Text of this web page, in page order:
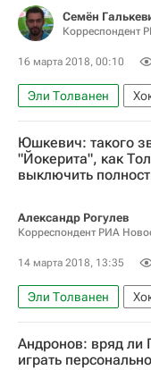
Семён
Корреспондент
16 марта 2018, 00:10
Эли Толванен
Олег Знарок
КХЛ 2025-2026
Йокерит
ЦСКА
Юшкевич: такого
"Йокерита", как
выключить
Александр Рогулев
Корреспондент РИА
14 марта 2018, 13:35
Эли Толванен
Дмитрий Юшкевич
ХК Сочи
Йокерит
Андронов: вряд
играть